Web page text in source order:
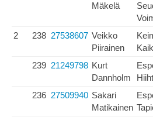
Mäkelä
2 238 27538607 Veikko
Piirainen
239 21249798 Kurt
Dannholm
236 27509940 Sakari
Matikainen